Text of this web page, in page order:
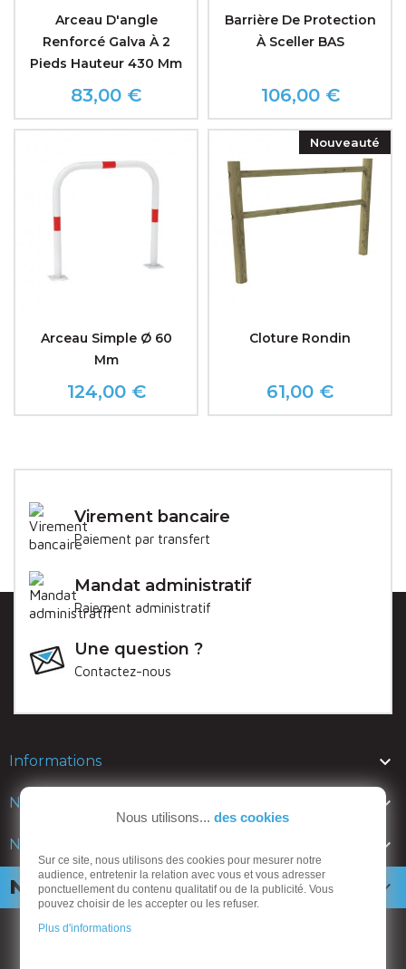
Arceau D'angle
Renforcé Galva À 2
Pieds Hauteur 430 Mm
Prix
83,00 €
Barrière De Protection
À Sceller BAS
Prix
106,00 €
Arceau Simple Ø 60
Mm
Prix
124,00 €
Nouveauté
Cloture Rondin
Prix
61,00 €
Virement bancaire
Paiement par transfert
Mandat administratif
Paiement administratif
Une question ?
Contactez-nous
Informations 
Nos lignes 
Nos catalogues 
Newsletter 
Nous utilisons... des cookies
Sur ce site, nous utilisons des cookies pour mesurer notre
audience, entretenir la relation avec vous et vous adresser
ponctuellement du contenu qualitatif ou de la publicité. Vous
pouvez choisir de les accepter ou les refuser.
Plus d'informationsANSEMBLE mobiliers urbains